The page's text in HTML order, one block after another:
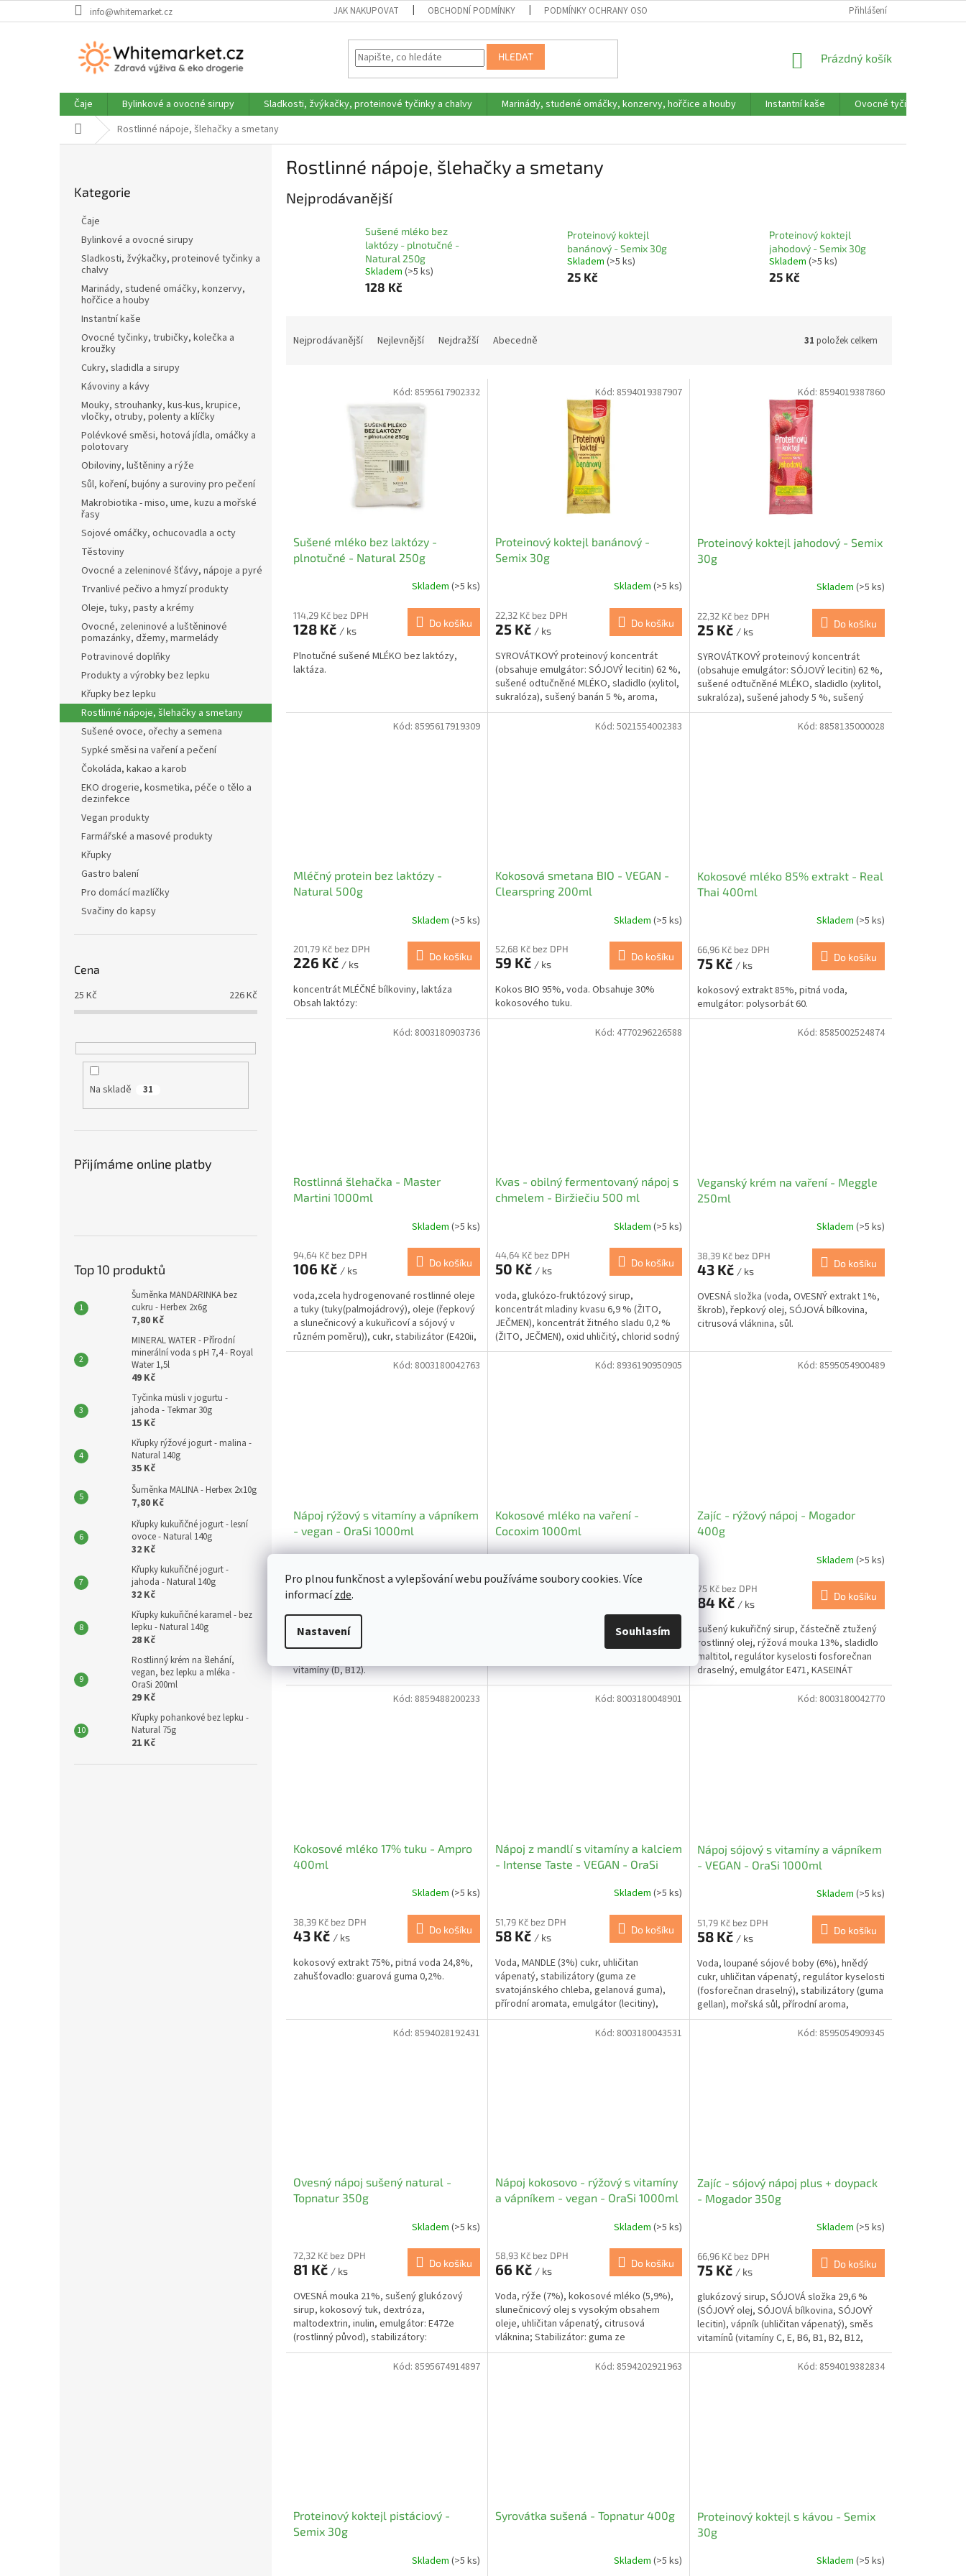
Pro plnou funkčnost a vylepšování webu používáme soubory cookies. Více
informacízde.
Nastavení Souhlasím
na
info@whitemarket.cz JAK NAKUPOVAT OBCHODNÍ PODMÍNKY PODMÍNKY OCHRANY OSOBNÍCH ÚDAJŮ Přihlášení
HLEDAT
NÁKUPNÍ
Prázdný košík
Čaje Bylinkové a ovocné sirupy Sladkosti, žvýkačky, proteinové tyčinky a chalvy Marinády, studené omáčky, konzervy, hořčice a houby Instantní kaše
Ovocné tyčinky,
Domů Rostlinné nápoje, šlehačky a smetany
kategorie
Kategorie
Čaje
Bylinkové a ovocné sirupy
Sladkosti, žvýkačky, proteinové tyčinky a
chalvy
Marinády, studené omáčky, konzervy,
hořčice a houby
Instantní kaše
Ovocné tyčinky, trubičky, kolečka a
kroužky
Cukry, sladidla a sirupy
Kávoviny a kávy
Mouky, strouhanky, kus-kus, krupice,
vločky, otruby, polenty a klíčky
Polévkové směsi, hotová jídla, omáčky a
polotovary
Obiloviny, luštěniny a rýže
Sůl, koření, bujóny a suroviny pro pečení
Makrobiotika - miso, ume, kuzu a mořské
řasy
Sojové omáčky, ochucovadla a octy
Těstoviny
Ovocné a zeleninové šťávy, nápoje a pyré
Trvanlivé pečivo a hmyzí produkty
Oleje, tuky, pasty a krémy
Ovocné, zeleninové a luštěninové
pomazánky, džemy, marmelády
Potravinové doplňky
Produkty a výrobky bez lepku
Křupky bez lepku
Rostlinné nápoje, šlehačky a smetany
Sušené ovoce, ořechy a semena
Sypké směsi na vaření a pečení
Čokoláda, kakao a karob
EKO drogerie, kosmetika, péče o tělo a
dezinfekce
Vegan produkty
Farmářské a masové produkty
Křupky
Gastro balení
Pro domácí mazlíčky
Svačiny do kapsy
Cena
25 Kč 226Kč
Na skladě 31
Přijímáme online platby
Top 10 produktů
Šuměnka MANDARINKA bez
cukru - Herbex 2x6g
7,80 Kč
MINERAL WATER - Přírodní
minerální voda s pH 7,4 - Royal
Water 1,5l
49 Kč
Tyčinka müsli v jogurtu -
jahoda - Tekmar 30g
15 Kč
Křupky rýžové jogurt - malina -
Natural 140g
35 Kč
Šuměnka MALINA - Herbex 2x10g
7,80 Kč
Křupky kukuřičné jogurt - lesní
ovoce - Natural 140g
32 Kč
Křupky kukuřičné jogurt -
jahoda - Natural 140g
32 Kč
Křupky kukuřičné karamel - bez
lepku - Natural 140g
28 Kč
Rostlinný krém na šlehání,
vegan, bez lepku a mléka -
OraSi 200ml
29 Kč
Křupky pohankové bez lepku -
Natural 75g
21 Kč
Rostlinné nápoje, šlehačky a smetany
Nejprodávanější
Sušené mléko bez
laktózy - plnotučné -
Natural 250g
Skladem (>5 ks)
128 Kč
Proteinový koktejl
banánový - Semix 30g
Skladem (>5 ks)
25 Kč
Proteinový koktejl
jahodový - Semix 30g
Skladem (>5 ks)
25 Kč
Nejprodávanější Nejlevnější Nejdražší Abecedně 31 položek celkem
Sušené mléko bez laktózy -
plnotučné - Natural 250g
Skladem (>5 ks)
114,29 Kč bez DPH
128 Kč / ks
Do košíku
Plnotučné sušené MLÉKO bez laktózy,
laktáza.
Kód: 8595617902332
Proteinový koktejl banánový -
Semix 30g
Skladem (>5 ks)
22,32 Kč bez DPH
25 Kč / ks
Do košíku
SYROVÁTKOVÝ proteinový koncentrát
(obsahuje emulgátor: SÓJOVÝ lecitin) 62 %,
sušené odtučněné MLÉKO, sladidlo (xylitol,
sukralóza), sušený banán 5 %, aroma,
zahušťovadlo...
Kód: 8594019387907
Proteinový koktejl jahodový - Semix
30g
Skladem (>5 ks)
22,32 Kč bez DPH
25 Kč / ks
Do košíku
SYROVÁTKOVÝ proteinový koncentrát
(obsahuje emulgátor: SÓJOVÝ lecitin) 62 %,
sušené odtučněné MLÉKO, sladidlo (xylitol,
sukralóza), sušené jahody 5 %, sušený
JOGURT, aroma,...
Kód: 8594019387860
Mléčný protein bez laktózy -
Natural 500g
Skladem (>5 ks)
201,79 Kč bez DPH
226 Kč / ks
Do košíku
koncentrát MLÉČNÉ bílkoviny, laktáza
Obsah laktózy:
Kód: 8595617919309
Kokosová smetana BIO - VEGAN -
Clearspring 200ml
Skladem (>5 ks)
52,68 Kč bez DPH
59 Kč / ks
Do košíku
Kokos BIO 95%, voda. Obsahuje 30%
kokosového tuku.
Kód: 5021554002383
Kokosové mléko 85% extrakt - Real
Thai 400ml
Skladem (>5 ks)
66,96 Kč bez DPH
75 Kč / ks
Do košíku
kokosový extrakt 85%, pitná voda,
emulgátor: polysorbát 60.
Kód: 8858135000028
Rostlinná šlehačka - Master
Martini 1000ml
Skladem (>5 ks)
94,64 Kč bez DPH
106 Kč / ks
Do košíku
voda,zcela hydrogenované rostlinné oleje
a tuky (tuky(palmojádrový), oleje (řepkový
a slunečnicový a kukuřicoví a sójový v
různém poměru)), cukr, stabilizátor (E420ii,
E463)...
Kód: 8003180903736
Kvas - obilný fermentovaný nápoj s
chmelem - Biržiečiu 500 ml
Skladem (>5 ks)
44,64 Kč bez DPH
50 Kč / ks
Do košíku
voda, glukózo-fruktózový sirup,
koncentrát mladiny kvasu 6,9 % (ŽITO,
JEČMEN), koncentrát žitného sladu 0,2 %
(ŽITO, JEČMEN), oxid uhličitý, chlorid sodný
(sůl), chmel,...
Kód: 4770296226588
Veganský krém na vaření - Meggle
250ml
Skladem (>5 ks)
38,39 Kč bez DPH
43 Kč / ks
Do košíku
OVESNÁ složka (voda, OVESNÝ extrakt 1%,
škrob), řepkový olej, SÓJOVÁ bílkovina,
citrusová vláknina, sůl.
Kód: 8585002524874
Nápoj rýžový s vitamíny a vápníkem
- vegan - OraSi 1000ml
51,79 Kč bez DPH
58 Kč / ks
Voda, rýže 12,5%, slunečnicový olej,
uhličitan vápenatý, rostlinná vláknina,
vitamíny (D, B12).
Kód: 8003180042763
Kokosové mléko na vaření -
Cocoxim 1000ml
Kokosový extrakt 85%, voda.
Kód: 8936190950905
Zajíc - rýžový nápoj - Mogador
400g
Skladem (>5 ks)
75 Kč bez DPH
84 Kč / ks
Do košíku
sušený kukuřičný sirup, částečně ztužený
rostlinný olej, rýžová mouka 13%, sladidlo
maltitol, regulátor kyselosti fosforečnan
draselný, emulgátor E471, KASEINÁT
sodný,...
Kód: 8595054900489
Kokosové mléko 17% tuku - Ampro
400ml
Skladem (>5 ks)
38,39 Kč bez DPH
43 Kč / ks
Do košíku
kokosový extrakt 75%, pitná voda 24,8%,
zahušťovadlo: guarová guma 0,2%.
Kód: 8859488200233
Nápoj z mandlí s vitamíny a kalciem
- Intense Taste - VEGAN - OraSi
Skladem (>5 ks)
51,79 Kč bez DPH
58 Kč / ks
Do košíku
Voda, MANDLE (3%) cukr, uhličitan
vápenatý, stabilizátory (guma ze
svatojánského chleba, gelanová guma),
přírodní aromata, emulgátor (lecitiny),
mořská sůl, aromata, vitamíny...
Kód: 8003180048901
Nápoj sójový s vitamíny a vápníkem
- VEGAN - OraSi 1000ml
Skladem (>5 ks)
51,79 Kč bez DPH
58 Kč / ks
Do košíku
Voda, loupané sójové boby (6%), hnědý
cukr, uhličitan vápenatý, regulátor kyselosti
(fosforečnan draselný), stabilizátory (guma
gellan), mořská sůl, přírodní aroma,
vitamíny (D,...
Kód: 8003180042770
Ovesný nápoj sušený natural -
Topnatur 350g
Skladem (>5 ks)
72,32 Kč bez DPH
81 Kč / ks
Do košíku
OVESNÁ mouka 21%, sušený glukózový
sirup, kokosový tuk, dextróza,
maltodextrin, inulin, emulgátor: E472e
(rostlinný původ), stabilizátory:
fosforečnan draselný, fosforečnan...
Kód: 8594028192431
Nápoj kokosovo - rýžový s vitamíny
a vápníkem - vegan - OraSi 1000ml
Skladem (>5 ks)
58,93 Kč bez DPH
66 Kč / ks
Do košíku
Voda, rýže (7%), kokosové mléko (5,9%),
slunečnicový olej s vysokým obsahem
oleje, uhličitan vápenatý, citrusová
vláknina; Stabilizátor: guma ze
svatojánského chleba, guma...
Kód: 8003180043531
Zajíc - sójový nápoj plus + doypack
- Mogador 350g
Skladem (>5 ks)
66,96 Kč bez DPH
75 Kč / ks
Do košíku
glukózový sirup, SÓJOVÁ složka 29,6 %
(SÓJOVÝ olej, SÓJOVÁ bílkovina, SÓJOVÝ
lecitin), vápník (uhličitan vápenatý), směs
vitamínů (vitamíny C, E, B6, B1, B2, B12,
niacin,...
Kód: 8595054909345
Proteinový koktejl pistáciový -
Semix 30g
Skladem (>5 ks)
Kód: 8595674914897
Syrovátka sušená - Topnatur 400g
Skladem (>5 ks)
Kód: 8594202921963
Proteinový koktejl s kávou - Semix
30g
Skladem (>5 ks)
Kód: 8594019382834